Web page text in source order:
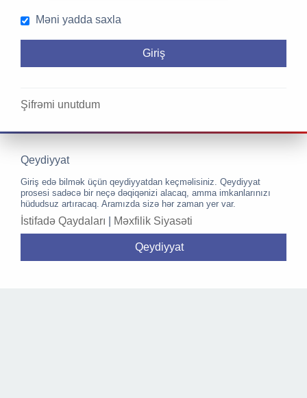
Məni yadda saxla
Şifrəmi unutdum
Qeydiyyat
Giriş edə bilmək üçün qeydiyyatdan keçməlisiniz. Qeydiyyat
prosesi sadəcə bir neçə dəqiqənizi alacaq, amma imkanlarınızı
hüdudsuz artıracaq. Aramızda sizə hər zaman yer var.
İstifadə Qaydaları Məxfilik Siyasəti
Qeydiyyat